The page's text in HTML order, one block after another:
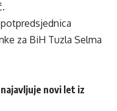
za BiH Tuzla Selma
novi let iz